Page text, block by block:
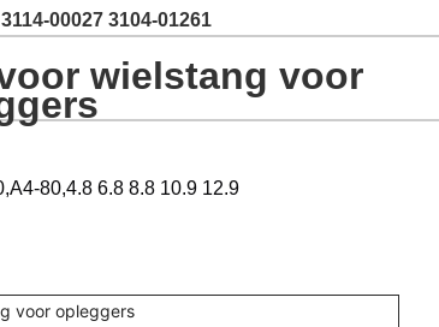
00027 3104-01261
wielstang voor
80,4.8 6.8 8.8 10.9 12.9
voor opleggers